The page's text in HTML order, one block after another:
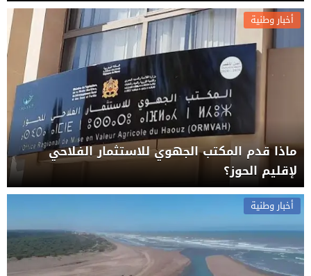
أخبار وطنية
ماذا قدم المكتب الجهوي للاستثمار الفلاحي
لإقليم الحوز؟
أخبار وطنية